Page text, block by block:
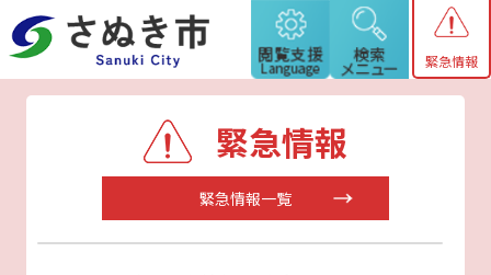
緊急情報
緊急情報
緊急情報一覧